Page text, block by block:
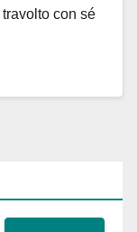
con sé